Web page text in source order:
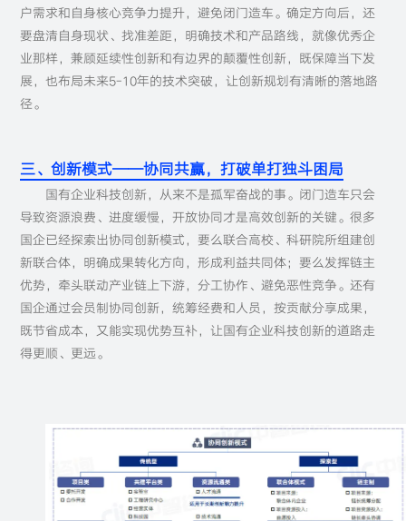
户需求和自身核心竞争力提升，避免闭门造车。确定方向后，还
要盘清自身现状、找准差距，明确技术和产品路线，就像优秀企
业那样，兼顾延续性创新和有边界的颠覆性创新，既保障当下发
展，也布局未来5-10年的技术突破，让创新规划有清晰的落地路
径。
三、创新模式——协同共赢，打破单打独斗困局
国有企业科技创新，从来不是孤军奋战的事。闭门造车只会
导致资源浪费、进度缓慢，开放协同才是高效创新的关键。很多
国企已经探索出协同创新模式，要么联合高校、科研院所组建创
新联合体，明确成果转化方向，形成利益共同体；要么发挥链主
优势，牵头联动产业链上下游，分工协作、避免恶性竞争。还有
国企通过会员制协同创新，统筹经费和人员，按贡献分享成果，
既节省成本，又能实现优势互补，让国有企业科技创新的道路走
得更顺、更远。